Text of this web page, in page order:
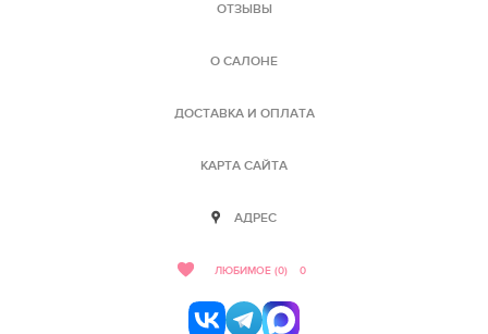
ОТЗЫВЫ
О САЛОНЕ
ДОСТАВКА И ОПЛАТА
КАРТА САЙТА
АДРЕС
ЛЮБИМОЕ (0) 0